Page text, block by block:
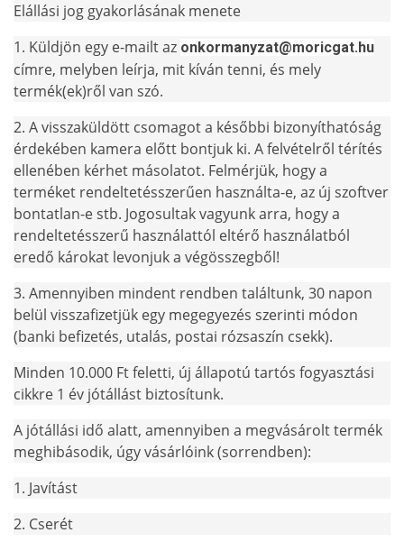
Elállási jog gyakorlásának menete
1. Küldjön egy e-mailt az onkormanyzat@moricgat.hu
címre, melyben leírja, mit kíván tenni, és mely
termék(ek)ről van szó.
2. A visszaküldött csomagot a későbbi bizonyíthatóság
érdekében kamera előtt bontjuk ki. A felvételről térítés
ellenében kérhet másolatot. Felmérjük, hogy a
terméket rendeltetésszerűen használta-e, az új szoftver
bontatlan-e stb. Jogosultak vagyunk arra, hogy a
rendeltetésszerű használattól eltérő használatból
eredő károkat levonjuk a végösszegből!
3. Amennyiben mindent rendben találtunk, 30 napon
belül visszafizetjük egy megegyezés szerinti módon
(banki befizetés, utalás, postai rózsaszín csekk).
Minden 10.000 Ft feletti, új állapotú tartós fogyasztási
cikkre 1 év jótállást biztosítunk.
A jótállási idő alatt, amennyiben a megvásárolt termék
meghibásodik, úgy vásárlóink (sorrendben):
1. Javítást
2. Cserét